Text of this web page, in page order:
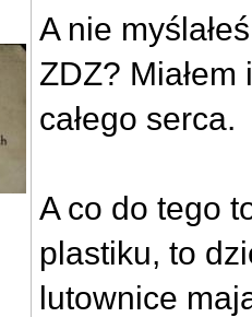
A nie
ZDZ?
całego serca.
A co do tego
plastiku, to
lutownice